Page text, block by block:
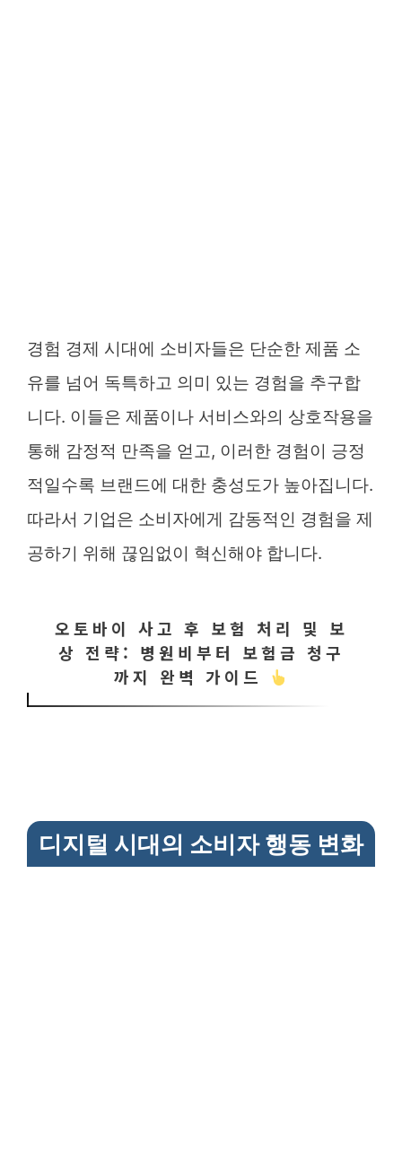
경험 경제 시대에 소비자들은 단순한 제품 소
유를 넘어 독특하고 의미 있는 경험을 추구합
니다. 이들은 제품이나 서비스와의 상호작용을
통해 감정적 만족을 얻고, 이러한 경험이 긍정
적일수록 브랜드에 대한 충성도가 높아집니다.
따라서 기업은 소비자에게 감동적인 경험을 제
공하기 위해 끊임없이 혁신해야 합니다.
오토바이 사고 후 보험 처리 및 보
상 전략: 병원비부터 보험금 청구
까지 완벽 가이드
디지털 시대의 소비자 행동 변화